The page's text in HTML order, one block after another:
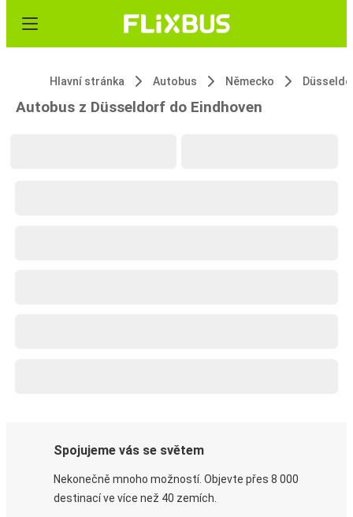
Hlavní stránka Autobus Německo
Autobus z Düsseldorf do Eindhoven
Spojujeme vás se světem
Nekonečně mnoho možností. Objevte přes 8 000
destinací ve více než 40 zemích.